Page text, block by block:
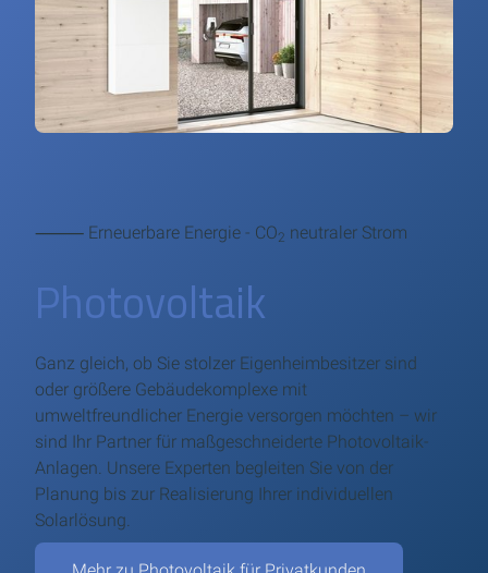
⸻ Erneuerbare Energie - CO2 neutraler Strom
Photovoltaik
Ganz gleich, ob Sie stolzer Eigenheimbesitzer sind
oder größere Gebäudekomplexe mit
umweltfreundlicher Energie versorgen möchten – wir
sind Ihr Partner für maßgeschneiderte Photovoltaik-
Anlagen. Unsere Experten begleiten Sie von der
Planung bis zur Realisierung Ihrer individuellen
Solarlösung.